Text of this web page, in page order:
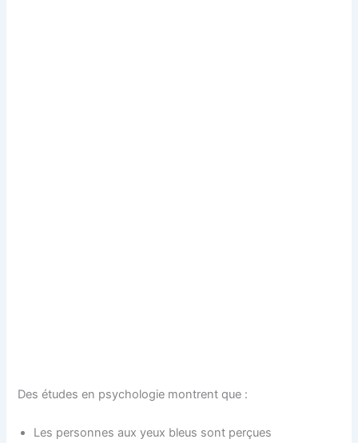
Des études en psychologie montrent que :
Les personnes aux yeux bleus sont perçues